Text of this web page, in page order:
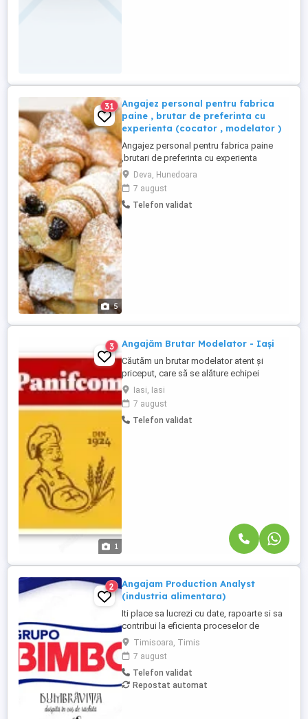
5
31
Angajez personal pentru fabrica
paine , brutar de preferinta cu
experienta (cocator , modelator )
Angajez personal pentru fabrica paine
,brutari de preferinta cu experienta
(barbati ptr cuptor , modelatori femei sau
barbati ) cit si personal necalificat .
Conditii salariale bune si alte beneficii . Se
cere Seriozitate si constiintiozitate .
Deva, Hunedoara
7 august
Telefon validat
1
3 Angajăm Brutar Modelator - Iași
Căutăm un brutar modelator atent și
priceput, care să se alăture echipei
noastre din secția de producție! Dacă ai
experiență în modelarea aluatului, ești
îndemânatic, organizat și pasionat de
produsele de panificație bine făcute, vrem
Iasi, Iasi
7 august
Telefon validat
2
Angajam Production Analyst
(industria alimentara)
Iti place sa lucrezi cu date, rapoarte si sa
contribui la eficienta proceselor de
productie? Te invitam sa te alaturi echipei
noastre in rolul de Production Analyst,
unde vei avea un rol important in
monitorizarea si analizarea activitatilor de
productie. Responsabilitatile tale:
Timisoara, Timis
7 august
Telefon validat
Repostat automat